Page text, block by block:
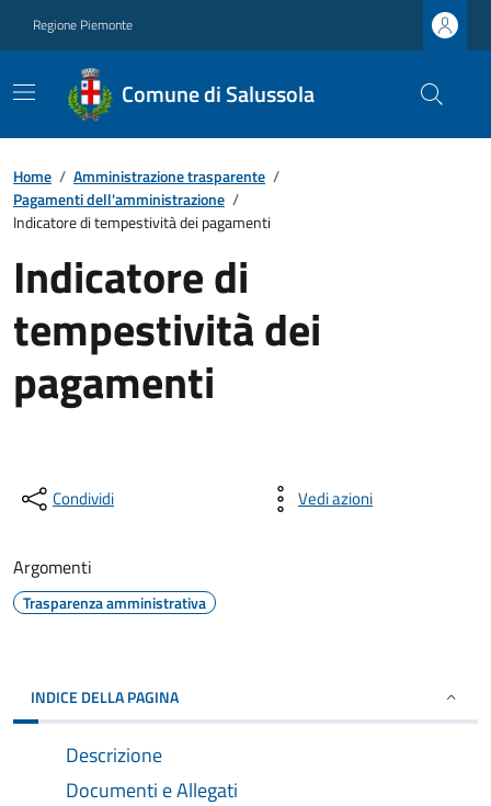
Regione Piemonte
Comune di Salussola
Home / Amministrazione trasparente /
Pagamenti dell'amministrazione /
Indicatore di tempestività dei pagamenti
Indicatore di
tempestività dei
pagamenti
Condividi Vedi azioni
Argomenti
Trasparenza amministrativa
INDICE DELLA PAGINA
Descrizione
Documenti e Allegati